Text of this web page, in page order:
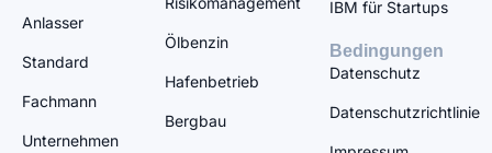
Anlasser
Standard
Fachmann
Unternehmen
Ölbenzin
Hafenbetrieb
Bergbau
IBM für Startups
Bedingungen
Datenschutz
Datenschutzrichtlinie